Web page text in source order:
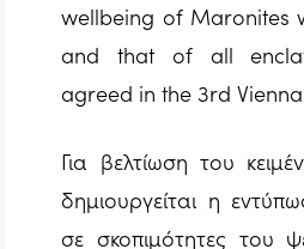
wellbeing of Maronites
and that of all
agreed in the 3rd
Για βελτίωση του
δημιουργείται η
σε σκοπιμότητες του